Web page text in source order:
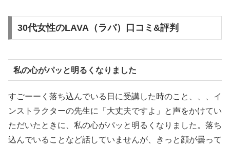
30代女性のLAVA（ラバ）口コミ&評判
私の心がパッと明るくなりました
すごーーく落ち込んでいる日に受講した時のこと、、、イ
ンストラクターの先生に「大丈夫ですよ」と声をかけてい
ただいたときに、私の心がパッと明るくなりました。落ち
込んでいることなど話していませんが、きっと顔が曇って